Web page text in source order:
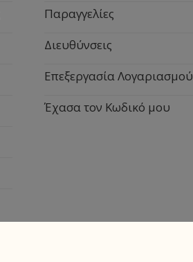
Παραγγελίες
Διευθύνσεις
Επεξεργασία Λογαριασμού
Έχασα τον Κωδικό μου